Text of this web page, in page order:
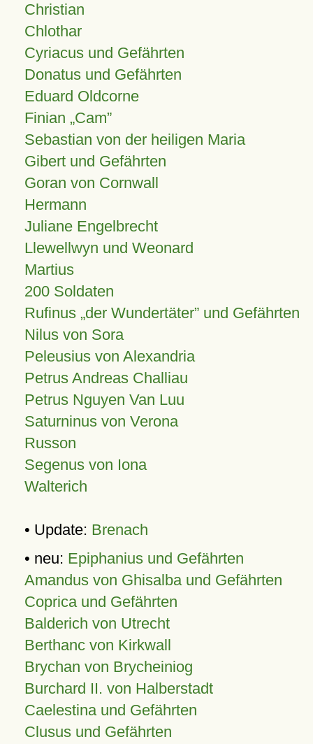
Christian
Chlothar
Cyriacus und Gefährten
Donatus und Gefährten
Eduard Oldcorne
Finian Cam
Sebastian von der heiligen Maria
Gibert und Gefährten
Goran von Cornwall
Hermann
Juliane Engelbrecht
Llewellwyn und Weonard
Martius
200 Soldaten
Rufinus „der Wundertäter” und Gefährten
Nilus von Sora
Peleusius von Alexandria
Petrus Andreas Challiau
Petrus Nguyen Van Luu
Saturninus von Verona
Russon
Segenus von Iona
Walterich
• Update: Brenach
• neu: Epiphanius und Gefährten
Amandus von Ghisalba und Gefährten
Coprica und Gefährten
Balderich von Utrecht
Berthanc von Kirkwall
Brychan von Brycheiniog
Burchard II. von Halberstadt
Caelestina und Gefährten
Clusus und Gefährten